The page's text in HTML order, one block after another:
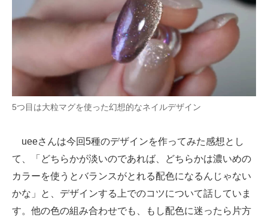
5つ目は大粒マグを使った幻想的なネイルデザイン
ueeさんは今回5種のデザインを作ってみた感想とし
て、「どちらかが淡いのであれば、どちらかは濃いめの
カラーを使うとバランスがとれる配色になるんじゃない
かな」と、デザインする上でのコツについて話していま
す。他の色の組み合わせでも、もし配色に迷ったら片方